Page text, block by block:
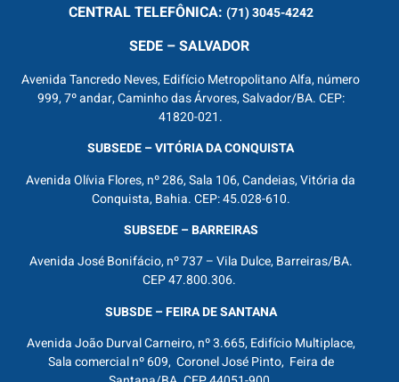
CENTRALTELEFÔNICA: (71) 3045-4242
SEDE – SALVADOR
Avenida Tancredo Neves, Edifício Metropolitano Alfa, número
999, 7º andar, Caminho das Árvores, Salvador/BA. CEP:
41820-021.
SUBSEDE – VITÓRIA DA CONQUISTA
Avenida Olívia Flores, nº 286, Sala 106, Candeias, Vitória da
Conquista, Bahia. CEP: 45.028-610.
SUBSEDE – BARREIRAS
Avenida José Bonifácio, nº 737 – Vila Dulce, Barreiras/BA.
CEP 47.800.306.
SUBSDE – FEIRA DE SANTANA
Avenida João Durval Carneiro, nº 3.665, Edifício Multiplace,
Sala comercial nº 609, Coronel José Pinto, Feira de